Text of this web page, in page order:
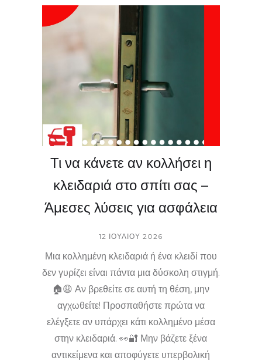
Φάνης Ντάλης, ο επαγγελματίας κλειδαράς
Κιάτο & Κορινθία, αναλαμβάνει επισκευές
κλειδαριών με ταχύτητα και εμπειρία,
προσφέροντας επείγουσες υπηρεσίες για
πλήρη ασφάλεια. 🛠️⏱️ Επικοινωνήστε μαζί
μας και μην αφήνετε την πόρτα ανοιχτή
στους κινδύνους! 📞
Τι να κάνετε αν κολλήσει η
κλειδαριά στο σπίτι σας –
Άμεσες λύσεις για ασφάλεια
12 ΙΟΥΛΊΟΥ 2026
Μια κολλημένη κλειδαριά ή ένα κλειδί που
δεν γυρίζει είναι πάντα μια δύσκολη στιγμή.
🏠😩 Αν βρεθείτε σε αυτή τη θέση, μην
αγχωθείτε! Προσπαθήστε πρώτα να
ελέγξετε αν υπάρχει κάτι κολλημένο μέσα
στην κλειδαριά. 👀🔐 Μην βάζετε ξένα
αντικείμενα και αποφύγετε υπερβολική